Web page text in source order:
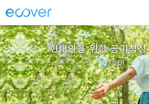
현대인을 위한 공기청
ECOVER